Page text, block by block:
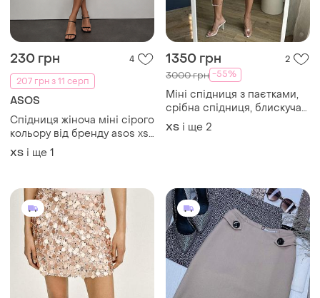
230 грн
4
207 грн з 11 серп
ASOS
Спідниця жіноча міні сірого
кольору від бренду asos xs
d
ХS і ще 1
1350 грн 2
3000 грн -55%
Міні спідниця з паєтками,
срібна спідниця, блискуча
спідниця, спідниця з
лелітками
ХS і ще 2